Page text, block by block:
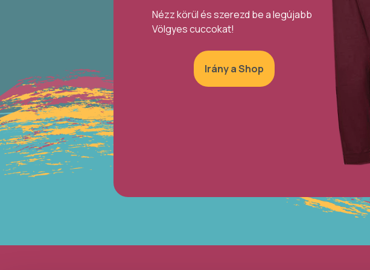
Nézz körül és szerezd be a legújabb
Völgyes cuccokat!
Irány a Shop